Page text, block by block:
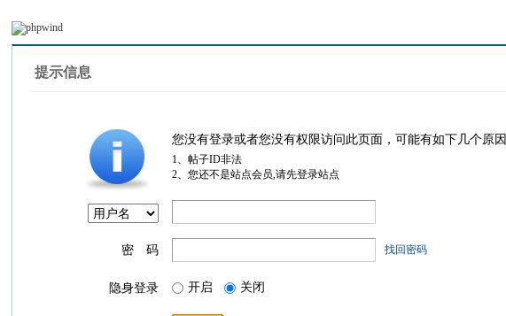
提示信息
您没有登录或者您没有权限访问此页面，可能有如下几个原因
1、帖子ID非法
2、您还不是站点会员,请先登录站点
密 码 找回密码
隐身登录 开启 关闭